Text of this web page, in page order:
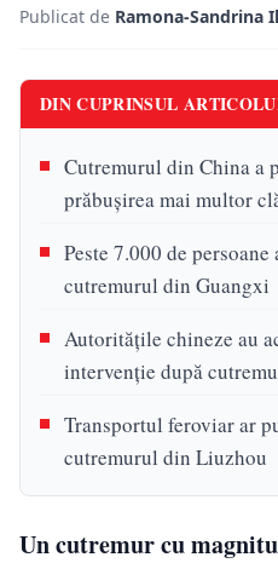
Publicat de Ramona-Sandrina
DIN CUPRINSUL
Cutremurul din China a
prăbușirea mai multor
Peste 7.000 de
cutremurul din Guangxi
Autoritățile chineze au
intervenție după
Transportul feroviar ar
cutremurul din Liuzhou
Un cutremur cu